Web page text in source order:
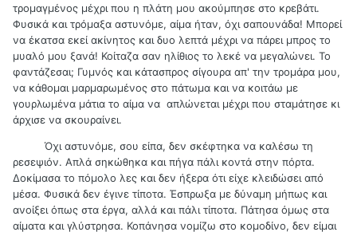
τρομαγμένος μέχρι που η πλάτη μου ακούμπησε στο κρεβάτι.
Φυσικά και τρόμαξα αστυνόμε, αίμα ήταν, όχι σαπουνάδα! Μπορεί
να έκατσα εκεί ακίνητος και δυο λεπτά μέχρι να πάρει μπρος το
μυαλό μου ξανά! Κοίταζα σαν ηλίθιος το λεκέ να μεγαλώνει. Το
φαντάζεσαι; Γυμνός και κάτασπρος σίγουρα απ' την τρομάρα μου,
να κάθομαι μαρμαρωμένος στο πάτωμα και να κοιτάω με
γουρλωμένα μάτια το αίμα να απλώνεται μέχρι που σταμάτησε κι
άρχισε να σκουραίνει.
Όχι αστυνόμε, σου είπα, δεν σκέφτηκα να καλέσω τη
ρεσεψιόν. Απλά σηκώθηκα και πήγα πάλι κοντά στην πόρτα.
Δοκίμασα το πόμολο λες και δεν ήξερα ότι είχε κλειδώσει από
μέσα. Φυσικά δεν έγινε τίποτα. Έσπρωξα με δύναμη μήπως και
ανοίξει όπως στα έργα, αλλά και πάλι τίποτα. Πάτησα όμως στα
αίματα και γλύστρησα. Κοπάνησα νομίζω στο κομοδίνο, δεν είμαι